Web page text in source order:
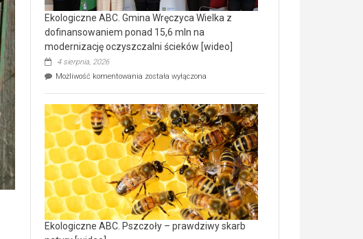
Ekologiczne ABC. Gmina Wręczyca Wielka z
dofinansowaniem ponad 15,6 mln na
modernizację oczyszczalni ścieków [wideo]
4 sierpnia, 2026
Możliwość komentowania Ekologiczne
Wręczyca
Wielka
z
dofinansowaniem
ponad
15,6
mln
na
modernizację
oczyszczalni
ścieków
[wideo]
została wyłączona
Ekologiczne ABC. Pszczoły – prawdziwy skarb